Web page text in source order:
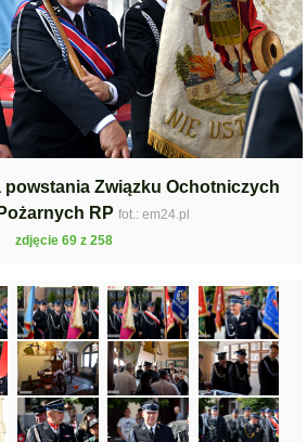
powstania Związku Ochotniczych
RP fot.: em24.pl
zdjęcie 69 z 258